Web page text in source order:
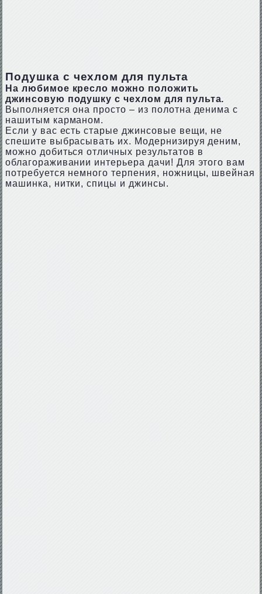
Подушка с чехлом для пульта
На любимое кресло можно положить
джинсовую подушку с чехлом для пульта.
Выполняется она просто – из полотна денима с
нашитым карманом.
Если у вас есть старые джинсовые вещи, не
спешите выбрасывать их. Модернизируя деним,
можно добиться отличных результатов в
облагораживании интерьера дачи! Для этого вам
потребуется немного терпения, ножницы, швейная
машинка, нитки, спицы и джинсы.